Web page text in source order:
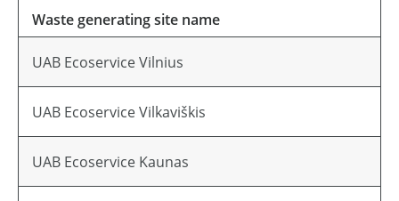
Waste generating site name
UAB Ecoservice Vilnius
UAB Ecoservice Vilkaviškis
UAB Ecoservice Kaunas